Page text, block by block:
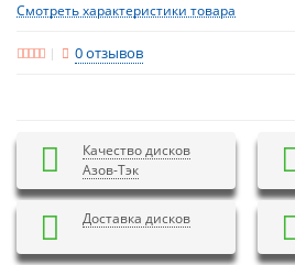
Смотреть характеристики товара
0 отзывов
Качество дисков
Азов-Тэк
Доставка дисков